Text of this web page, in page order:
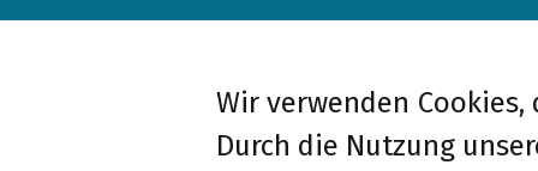
Wir verwenden
Durch die Nutzung